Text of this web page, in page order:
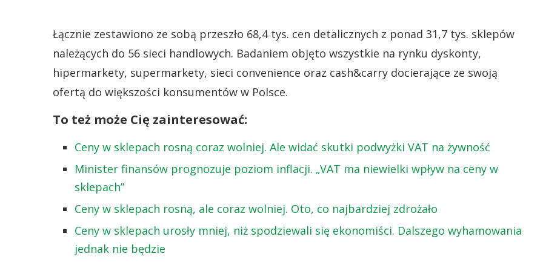
Łącznie zestawiono ze sobą przeszło 68,4 tys. cen detalicznych z ponad 31,7 tys. sklepów
należących do 56 sieci handlowych. Badaniem objęto wszystkie na rynku dyskonty,
hipermarkety, supermarkety, sieci convenience oraz cash&carry docierające ze swoją
ofertą do większości konsumentów w Polsce.
To też może Cię zainteresować:
Ceny w sklepach rosną coraz wolniej. Ale widać skutki podwyżki VAT na żywność
Minister finansów prognozuje poziom inflacji. „VAT ma niewielki wpływ na ceny w
sklepach”
Ceny w sklepach rosną, ale coraz wolniej. Oto, co najbardziej zdrożało
Ceny w sklepach urosły mniej, niż spodziewali się ekonomiści. Dalszego wyhamowania
jednak nie będzie